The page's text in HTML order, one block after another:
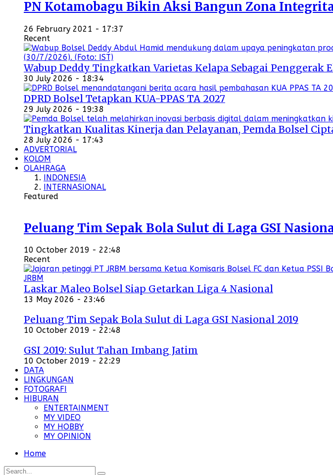
PN Kotamobagu Bikin Aksi Bangun Zona
26 February 2021 - 17:37
Recent
Wabup Deddy Tingkatkan Varietas Kelapa Sebagai Penggerak
30 July 2026 - 18:34
DPRD Bolsel Tetapkan KUA-PPAS TA 2027
29 July 2026 - 19:38
Tingkatkan Kualitas Kinerja dan Pelayanan, Pemda Bolsel
28 July 2026 - 17:43
ADVERTORIAL
KOLOM
OLAHRAGA
INDONESIA
INTERNASIONAL
Featured
Peluang Tim Sepak Bola Sulut di Laga GSI
10 October 2019 - 22:48
Recent
Laskar Maleo Bolsel Siap Getarkan Liga 4 Nasional
13 May 2026 - 23:46
Peluang Tim Sepak Bola Sulut di Laga GSI Nasional 2019
10 October 2019 - 22:48
GSI 2019: Sulut Tahan Imbang Jatim
10 October 2019 - 22:29
DATA
LINGKUNGAN
FOTOGRAFI
HIBURAN
ENTERTAINMENT
MY VIDEO
MY HOBBY
MY OPINION
Home